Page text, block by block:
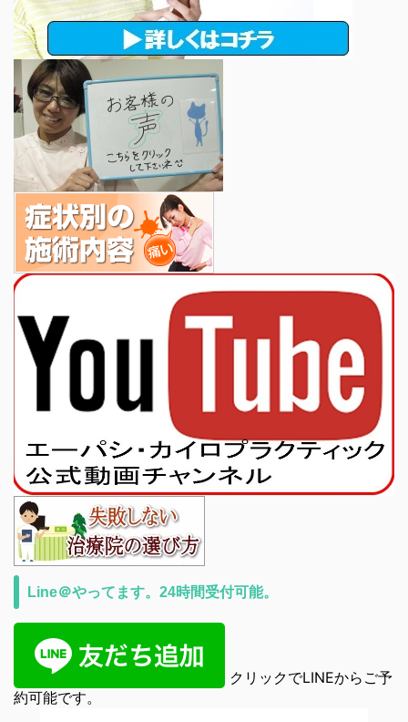
Line＠やってます。24時間受付可能。
クリックでLINEからご予
約可能です。